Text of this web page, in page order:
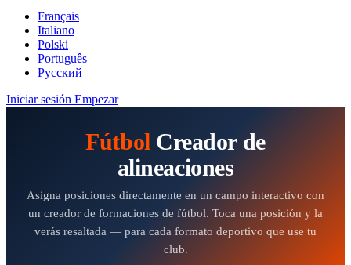
Français
Italiano
Polski
Português
Русский
Iniciar sesión Empezar
Fútbol Creador de
alineaciones
Asigna posiciones directamente en un campo interactivo con
un creador de formaciones de fútbol. Toca una posición y la
verás resaltada — para cada formato deportivo que use tu
club.